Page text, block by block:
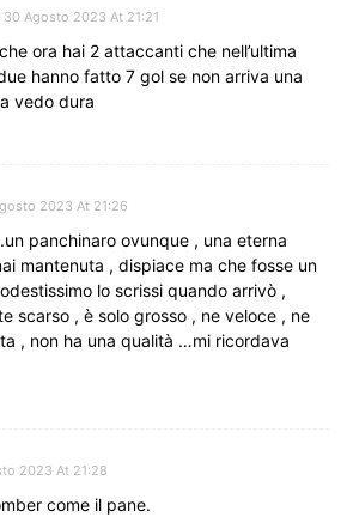
30 Agosto 2023 At 21:21
ora hai 2 attaccanti che nell’ultima
hanno fatto 7 gol se non arriva una
vedo dura
2023 At 21:26
panchinaro ovunque , una eterna
mantenuta , dispiace ma che fosse un
lo scrissi quando arrivò ,
scarso , è solo grosso , ne veloce , ne
, non ha una qualità …mi ricordava
2023 At 21:28
come il pane.